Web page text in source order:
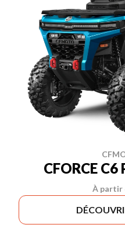
CFORCE C6
À partir